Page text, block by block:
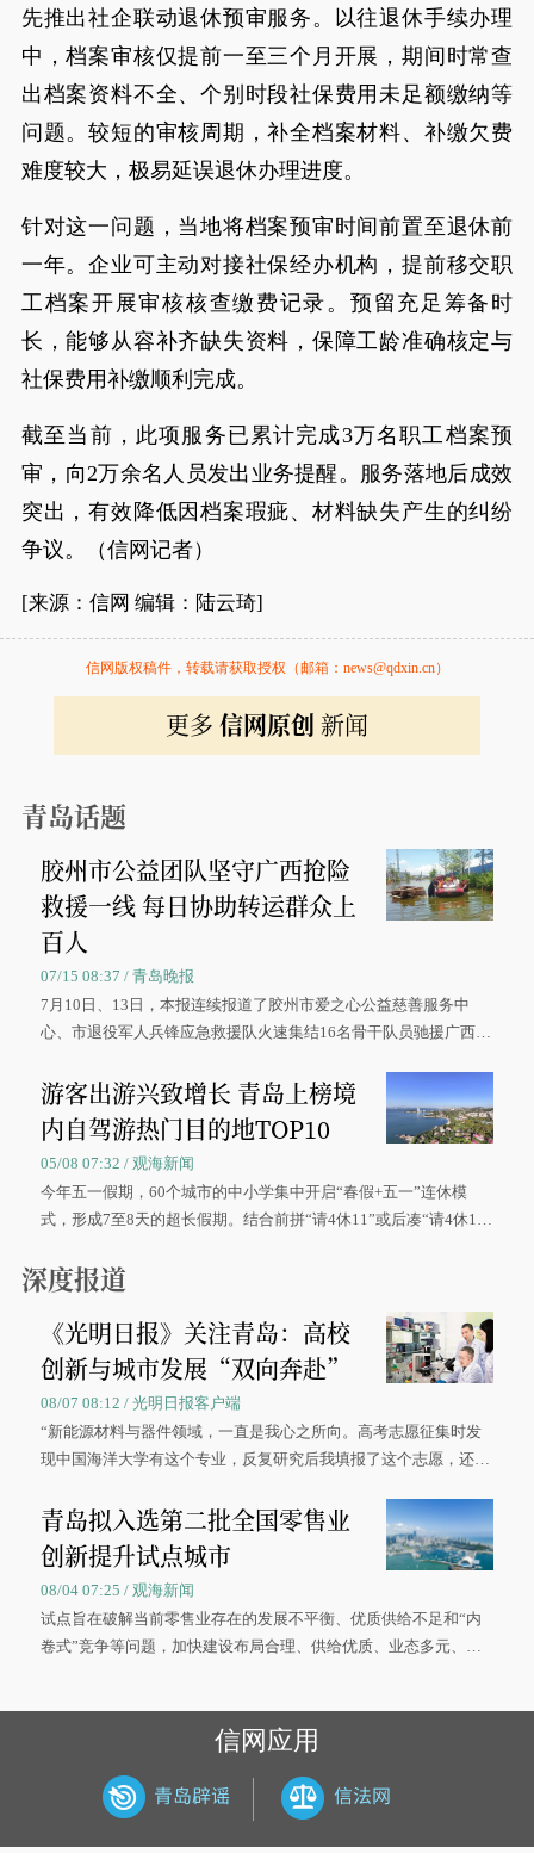
先推出社企联动退休预审服务。以往退休手续办理
中，档案审核仅提前一至三个月开展，期间时常查
出档案资料不全、个别时段社保费用未足额缴纳等
问题。较短的审核周期，补全档案材料、补缴欠费
难度较大，极易延误退休办理进度。
针对这一问题，当地将档案预审时间前置至退休前
一年。企业可主动对接社保经办机构，提前移交职
工档案开展审核核查缴费记录。预留充足筹备时
长，能够从容补齐缺失资料，保障工龄准确核定与
社保费用补缴顺利完成。
截至当前，此项服务已累计完成3万名职工档案预
审，向2万余名人员发出业务提醒。服务落地后成效
突出，有效降低因档案瑕疵、材料缺失产生的纠纷
争议。（信网记者）
[来源：信网 编辑：陆云琦]
信网版权稿件，转载请获取授权（邮箱：news@qdxin.cn）
更多 信网原创 新闻
青岛话题
胶州市公益团队坚守广西抢险
救援一线 每日协助转运群众上
百人
07/15 08:37 / 青岛晚报
7月10日、13日，本报连续报道了胶州市爱之心公益慈善服务中
心、市退役军人兵锋应急救援队火速集结16名骨干队员驰援广西灾
游客出游兴致增长 青岛上榜境
内自驾游热门目的地TOP10
05/08 07:32 / 观海新闻
今年五一假期，60个城市的中小学集中开启“春假+五一”连休模
式，形成7至8天的超长假期。结合前拼“请4休11”或后凑“请4休1
深度报道
《光明日报》关注青岛：高校
创新与城市发展“双向奔赴”
08/07 08:12 / 光明日报客户端
“新能源材料与器件领域，一直是我心之所向。高考志愿征集时发
现中国海洋大学有这个专业，反复研究后我填报了这个志愿，还真
大学材料科学与工程学院材料类专业的录取通知书。
青岛拟入选第二批全国零售业
创新提升试点城市
08/04 07:25 / 观海新闻
试点旨在破解当前零售业存在的发展不平衡、优质供给不足和“内
卷式”竞争等问题，加快建设布局合理、供给优质、业态多元、智
信网应用